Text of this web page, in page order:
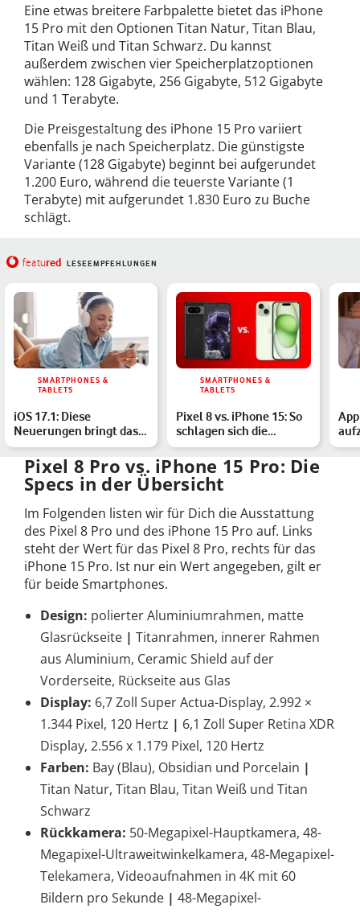
Eine etwas breitere Farbpalette bietet das iPhone
15 Pro mit den Optionen Titan Natur, Titan Blau,
Titan Weiß und Titan Schwarz. Du kannst
außerdem zwischen vier Speicherplatzoptionen
wählen: 128 Gigabyte, 256 Gigabyte, 512 Gigabyte
und 1 Terabyte.
Die Preisgestaltung des iPhone 15 Pro variiert
ebenfalls je nach Speicherplatz. Die günstigste
Variante (128 Gigabyte) beginnt bei aufgerundet
1.200 Euro, während die teuerste Variante (1
Terabyte) mit aufgerundet 1.830 Euro zu Buche
schlägt.
featured LESEEMPFEHLUNGEN
SMARTPHONES &
TABLETS
iOS 17.1: Diese
Neuerungen bringt das
Update auf Dein iPhone
SMARTPHONES &
TABLETS
Pixel 8 vs. iPhone 15: So
schlagen sich die
Standardmodelle im Ve…
Pixel 8 Pro vs. iPhone 15 Pro: Die
Specs in der Übersicht
Im Folgenden listen wir für Dich die Ausstattung
des Pixel 8 Pro und des iPhone 15 Pro auf. Links
steht der Wert für das Pixel 8 Pro, rechts für das
iPhone 15 Pro. Ist nur ein Wert angegeben, gilt er
für beide Smartphones.
Design: polierter Aluminiumrahmen, matte
Glasrückseite | Titanrahmen, innerer Rahmen
aus Aluminium, Ceramic Shield auf der
Vorderseite, Rückseite aus Glas
Display: 6,7 Zoll Super Actua-Display, 2.992 ×
1.344 Pixel, 120 Hertz | 6,1 Zoll Super Retina XDR
Display, 2.556 x 1.179 Pixel, 120 Hertz
Farben: Bay (Blau), Obsidian und Porcelain |
Titan Natur, Titan Blau, Titan Weiß und Titan
Schwarz
Rückkamera: 50-Megapixel-Hauptkamera, 48-
Megapixel-Ultraweitwinkelkamera, 48-Megapixel-
Telekamera, Videoaufnahmen in 4K mit 60
Bildern pro Sekunde | 48-Megapixel-